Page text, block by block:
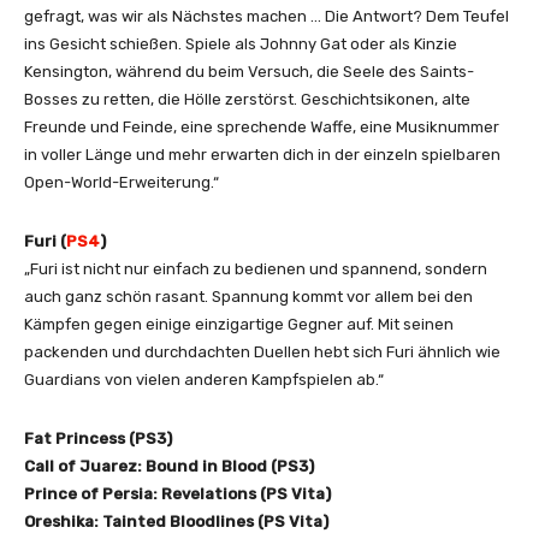
gefragt, was wir als Nächstes machen … Die Antwort? Dem Teufel
ins Gesicht schießen. Spiele als Johnny Gat oder als Kinzie
Kensington, während du beim Versuch, die Seele des Saints-
Bosses zu retten, die Hölle zerstörst. Geschichtsikonen, alte
Freunde und Feinde, eine sprechende Waffe, eine Musiknummer
in voller Länge und mehr erwarten dich in der einzeln spielbaren
Open-World-Erweiterung.“
Furi (PS4)
„Furi ist nicht nur einfach zu bedienen und spannend, sondern
auch ganz schön rasant. Spannung kommt vor allem bei den
Kämpfen gegen einige einzigartige Gegner auf. Mit seinen
packenden und durchdachten Duellen hebt sich Furi ähnlich wie
Guardians von vielen anderen Kampfspielen ab.“
Fat Princess (PS3)
Call of Juarez: Bound in Blood (PS3)
Prince of Persia: Revelations (PS Vita)
Oreshika: Tainted Bloodlines (PS Vita)